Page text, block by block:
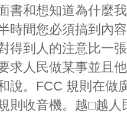
書和想知道為什麼
時間您必須搞到內
得到人的注意比一
求人民做某事並且
說。FCC 規則在做
則收音機。越□越